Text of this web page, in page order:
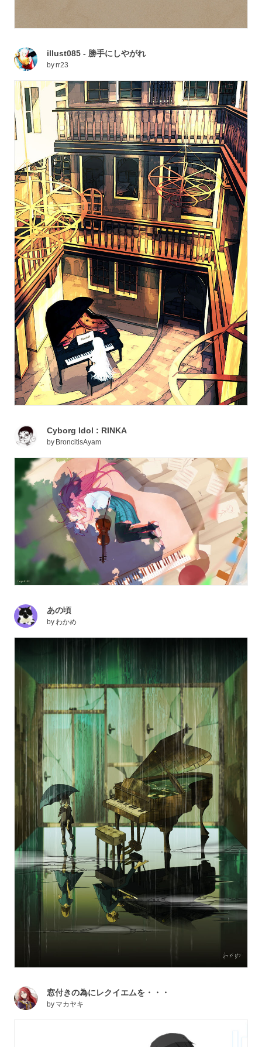
illust085 - 勝手にしやがれ
byrr23
Cyborg Idol : RINKA
by BroncitisAyam
あの頃
by わかめ
窓付きの為にレクイエムを・・・
by マカヤキ